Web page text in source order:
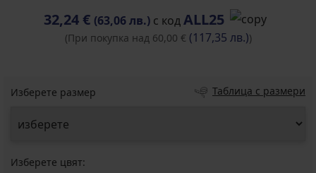
32,24 € (63,06 лв.) с кодALL25
(При покупка над 60,00 € (117,35 лв.))
Изберете размер Таблица с размери
Изберете цвят: